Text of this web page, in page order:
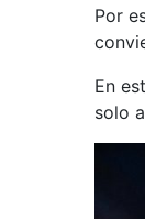
Por
En
solo